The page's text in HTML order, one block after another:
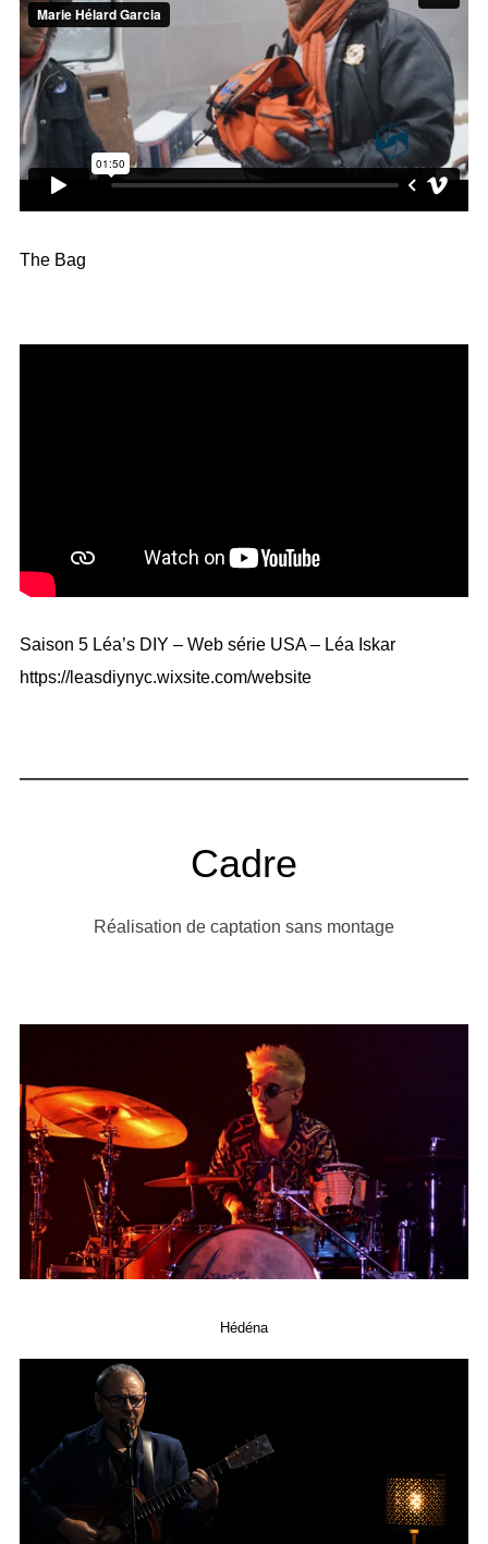
The Bag
Saison 5 Léa’s DIY – Web série USA – Léa Iskar
https://leasdiynyc.wixsite.com/website
Cadre
Réalisation de captation sans montage
Hédéna